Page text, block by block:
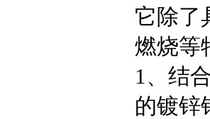
它除了
燃烧等
1、结
的镀锌